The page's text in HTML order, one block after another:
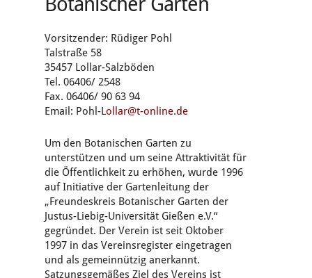
Vorsitzender: Rüdiger Pohl
Talstraße 58
35457 Lollar-Salzböden
Tel. 06406/ 2548
Fax. 06406/ 90 63 94
Email: Pohl-Lollar@t-online.de
Um den Botanischen Garten zu
unterstützen und um seine Attraktivität für
die Öffentlichkeit zu erhöhen, wurde 1996
auf Initiative der Gartenleitung der
„Freundeskreis Botanischer Garten der
Justus-Liebig-Universität Gießen e.V.“
gegründet. Der Verein ist seit Oktober
1997 in das Vereinsregister eingetragen
und als gemeinnützig anerkannt.
Satzungsgemäßes Ziel des Vereins ist